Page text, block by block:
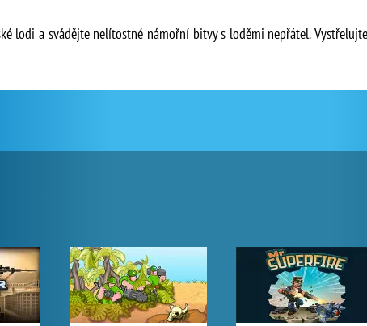
lodi a svádějte nelítostné námořní bitvy s loděmi nepřátel.